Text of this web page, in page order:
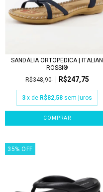
SANDÁLIA ORTOPÉDICA | ITALIAN
ROSSI®
R$348,90
R$247,75
3 x de R$82,58 sem juros
COMPRAR
35% OFF